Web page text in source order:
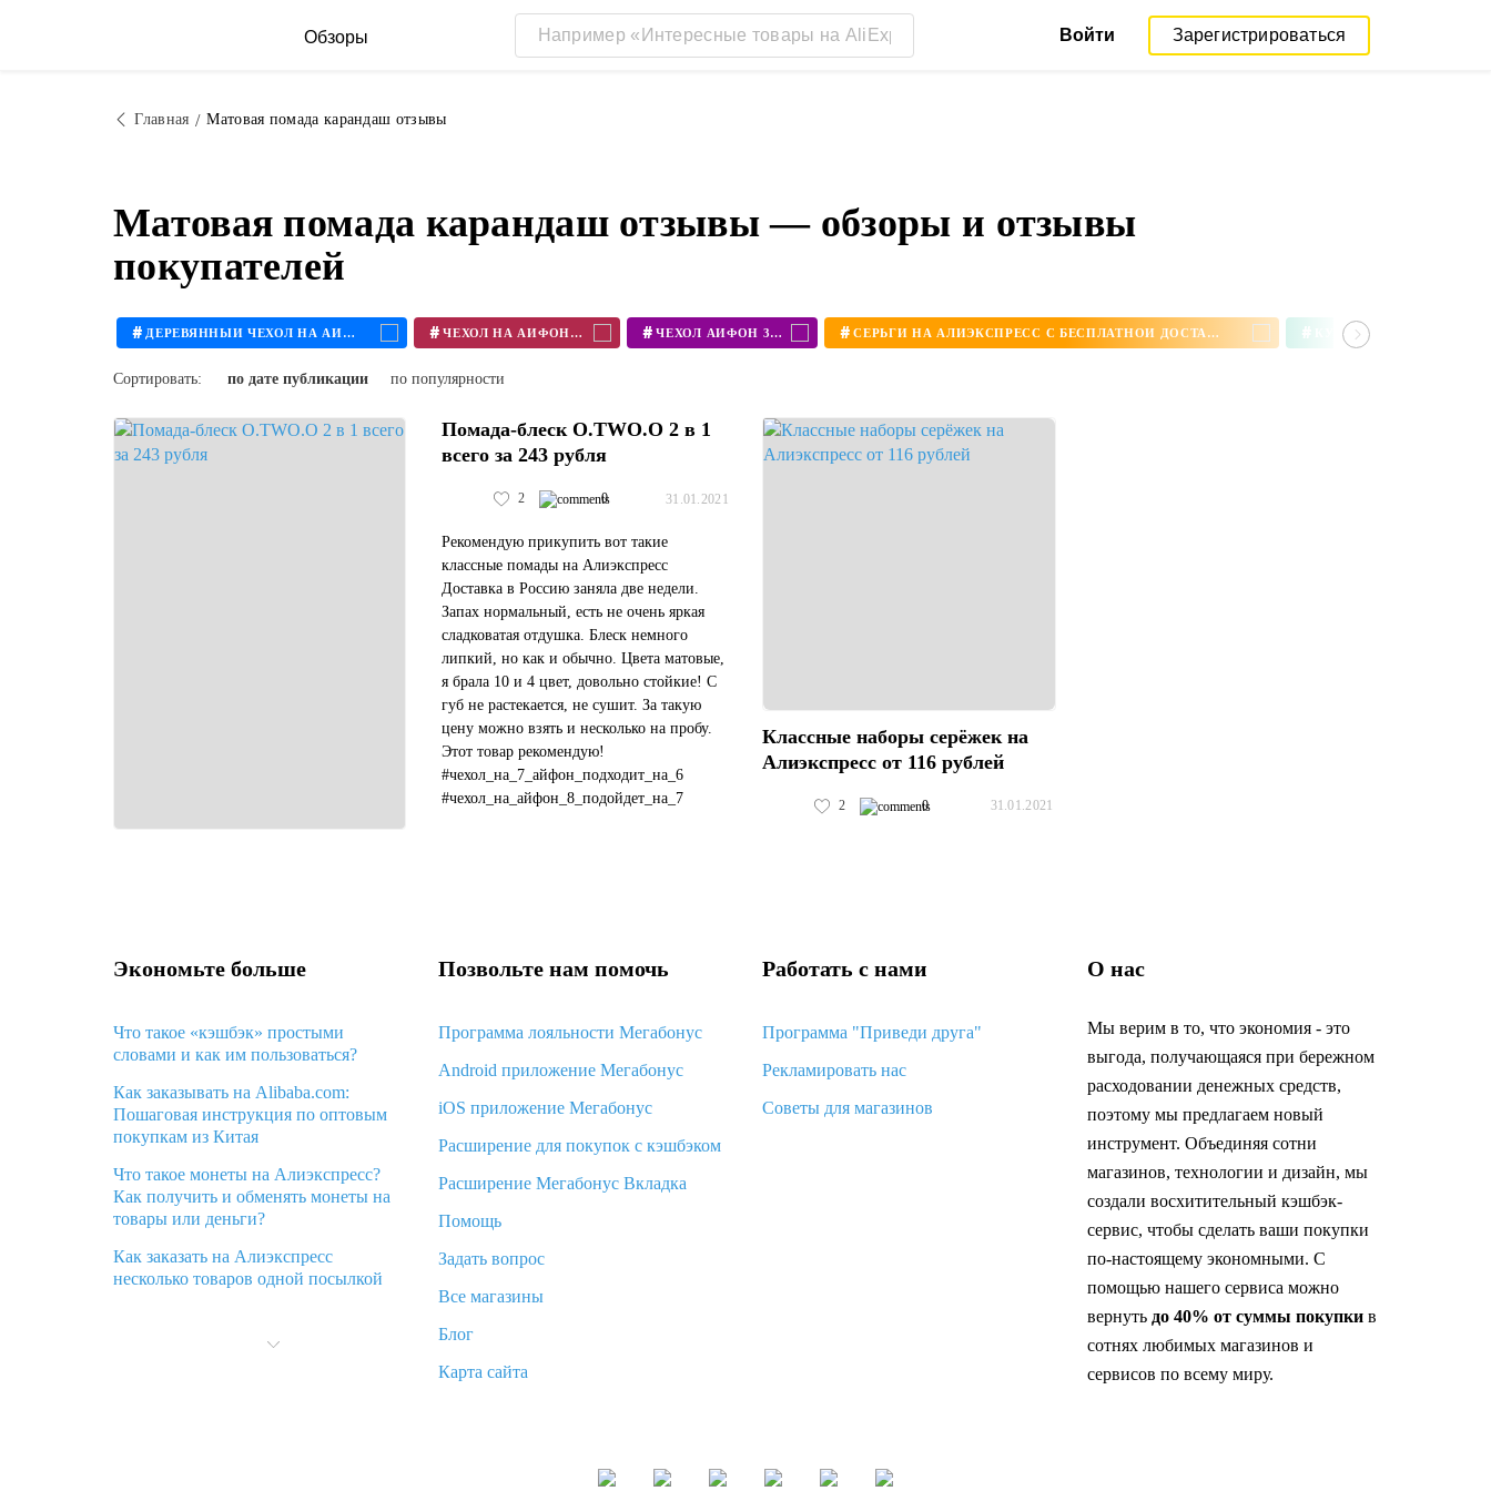
Обзоры Войти Зарегистрироваться
Главная Матовая помада карандаш отзывы
Матовая помада карандаш отзывы — обзоры и отзывы
покупателей
# ДЕРЕВЯННЫЙ ЧЕХОЛ НА АЙФОН # ЧЕХОЛ НА АЙФОН 11 # ЧЕХОЛ АЙФОН 360 # СЕРЬГИ НА АЛИЭКСПРЕСС С БЕСПЛАТНОЙ ДОСТАВКОЙ #
Сортировать: по дате публикации по популярности
Помада-блеск O.TWO.O 2 в 1
всего за 243 рубля
2 0 31.01.2021
Рекомендую прикупить вот такие
классные помады на Алиэкспресс
Доставка в Россию заняла две недели.
Запах нормальный, есть не очень яркая
сладковатая отдушка. Блеск немного
липкий, но как и обычно. Цвета матовые,
я брала 10 и 4 цвет, довольно стойкие! С
губ не растекается, не сушит. За такую
цену можно взять и несколько на пробу.
Этот товар рекомендую!
#чехол_на_7_айфон_подходит_на_6
#чехол_на_айфон_8_подойдет_на_7
Классные наборы серёжек на
Алиэкспресс от 116 рублей
2 0 31.01.2021
Экономьте больше
Что такое «кэшбэк» простыми
словами и как им пользоваться?
Как заказывать на Alibaba.com:
Пошаговая инструкция по оптовым
покупкам из Китая
Что такое монеты на Алиэкспресс?
Как получить и обменять монеты на
товары или деньги?
Как заказать на Алиэкспресс
несколько товаров одной посылкой
Алиэкспресс и что делать?
Позвольте нам помочь
Программа лояльности Мегабонус
Android приложение Мегабонус
iOS приложение Мегабонус
Расширение для покупок с кэшбэком
Расширение Мегабонус Вкладка
Помощь
Задать вопрос
Все магазины
Блог
Карта сайта
Работать с нами
Программа "Приведи друга"
Рекламировать нас
Советы для магазинов
О нас
Мы верим в то, что экономия - это
выгода, получающаяся при бережном
расходовании денежных средств,
поэтому мы предлагаем новый
инструмент. Объединяя сотни
магазинов, технологии и дизайн, мы
создали восхитительный кэшбэк-
сервис, чтобы сделать ваши покупки
по-настоящему экономными. С
помощью нашего сервиса можно
вернуть до 40% от суммы покупкив
сотнях любимых магазинов и
сервисов по всему миру.